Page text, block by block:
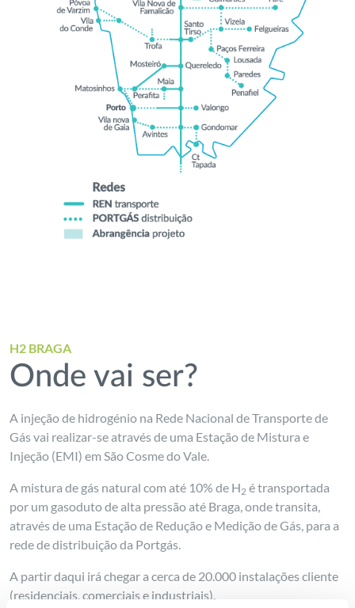
H2 BRAGA
Onde vai ser?
A injeção de hidrogénio na Rede Nacional de Transporte de
Gás vai realizar-se através de uma Estação de Mistura e
Injeção (EMI) em São Cosme do Vale.
A mistura de gás natural com até 10% de H2 é transportada
por um gasoduto de alta pressão até Braga, onde transita,
através de uma Estação de Redução e Medição de Gás, para a
rede de distribuição da Portgás.
A partir daqui irá chegar a cerca de 20.000 instalações cliente
(residenciais, comerciais e industriais).